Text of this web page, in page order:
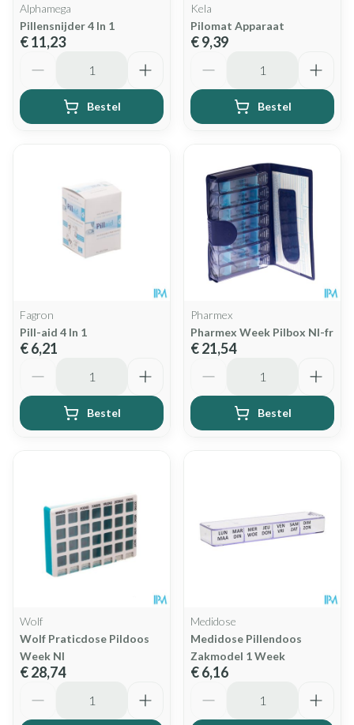
Alphamega
Pillensnijder 4 In 1
€ 11,23
Bestel
Kela
Pilomat Apparaat
€ 9,39
Bestel
Fagron
Pill-aid 4 In 1
€ 6,21
Bestel
Pharmex
Pharmex Week Pilbox Nl-fr
€ 21,54
Bestel
Wolf
Wolf Praticdose Pildoos
Week Nl
€ 28,74
Medidose
Medidose Pillendoos
Zakmodel 1 Week
€ 6,16